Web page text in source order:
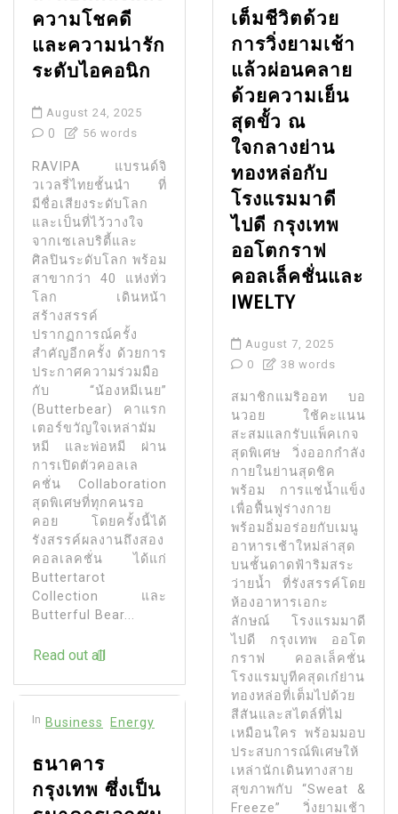
ความโชคดี
และความน่ารัก
ระดับไอคอนิก
August 24, 2025
0 56 words
RAVIPA แบรนด์จิ
วเวลรี่ไทยชั้นนำ ที่
มีชื่อเสียงระดับโลก
และเป็นที่ไว้วางใจ
จากเซเลบริตี้และ
ศิลปินระดับโลก พร้อม
สาขากว่า 40 แห่งทั่ว
โลก เดินหน้า
สร้างสรรค์
ปรากฏการณ์ครั้ง
สำคัญอีกครั้ง ด้วยการ
ประกาศความร่วมมือ
กับ “น้องหมีเนย”
(Butterbear) คาแรก
เตอร์ขวัญใจเหล่ามัม
หมี และพ่อหมี ผ่าน
การเปิดตัวคอลเล
คชั่น Collaboration
สุดพิเศษที่ทุกคนรอ
คอย โดยครั้งนี้ได้
รังสรรค์ผลงานถึงสอง
คอลเลคชั่น ได้แก่
Buttertarot
Collection และ
Butterful Bear...
Read out all
In Business Energy
ธนาคาร
กรุงเทพ ซึ่งเป็น
เต็มชีวิตด้วย
การวิ่งยามเช้า
แล้วผ่อนคลาย
ด้วยความเย็น
สุดขั้ว ณ
ใจกลางย่าน
ทองหล่อกับ
โรงแรมมาดี
ไปดี กรุงเทพ
ออโตกราฟ
คอลเล็คชั่นและ
IWELTY
August 7, 2025
0
38 words
สมาชิกแมริออท บอ
นวอย ใช้คะแนน
สะสมแลกรับแพ็คเกจ
สุดพิเศษ วิ่งออกกำลัง
กายในย่านสุดชิค
พร้อม การแช่น้ำแข็ง
เพื่อฟื้นฟูร่างกาย
พร้อมอิ่มอร่อยกับเมนู
อาหารเช้าใหม่ล่าสุด
บนชั้นดาดฟ้าริมสระ
ว่ายน้ำ ที่รังสรรค์โดย
ห้องอาหารเอกะ
ลักษณ์ โรงแรมมาดี
ไปดี กรุงเทพ ออโต
กราฟ คอลเล็คชั่น
โรงแรมบูทีคสุดเก๋ย่าน
ทองหล่อที่เต็มไปด้วย
สีสันและสไตล์ที่ไม่
เหมือนใคร พร้อมมอบ
ประสบการณ์พิเศษให้
เหล่านักเดินทางสาย
สุขภาพกับ “Sweat &
Freeze” วิ่งยามเช้า